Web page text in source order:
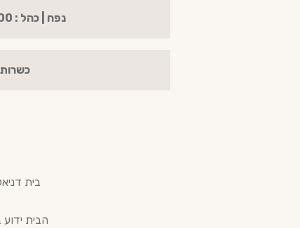
נפח | כהל : 700 מ"ל | 60%
הבית